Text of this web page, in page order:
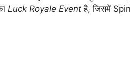
Luck Royale Event है, जिसमें